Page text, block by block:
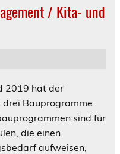
/ Kita- und
2019 hat der
Bauprogramme
sind für
die einen
aufweisen,